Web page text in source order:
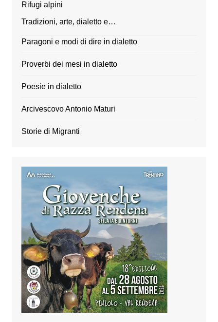
Rifugi alpini
Tradizioni, arte, dialetto e…
Paragoni e modi di dire in dialetto
Proverbi dei mesi in dialetto
Poesie in dialetto
Arcivescovo Antonio Maturi
Storie di Migranti